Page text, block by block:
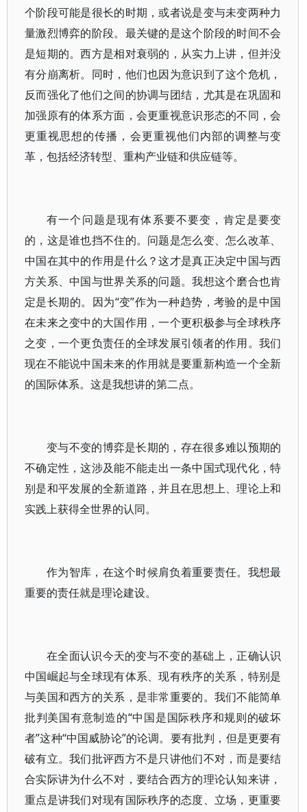
个阶段可能是很长的时期，或者说是变与未变两种力
量激烈博弈的阶段。最关键的是这个阶段的时间不会
是短期的。西方是相对衰弱的，从实力上讲，但并没
有分崩离析。同时，他们也因为意识到了这个危机，
反而强化了他们之间的协调与团结，尤其是在巩固和
加强原有的体系方面，会更重视意识形态的不同，会
更重视思想的传播，会更重视他们内部的调整与变
革，包括经济转型、重构产业链和供应链等。
有一个问题是现有体系要不要变，肯定是要变
的，这是谁也挡不住的。问题是怎么变、怎么改革、
中国在其中的作用是什么？这才是真正决定中国与西
方关系、中国与世界关系的问题。我想这个磨合也肯
定是长期的。因为“变”作为一种趋势，考验的是中国
在未来之变中的大国作用，一个更积极参与全球秩序
之变，一个更负责任的全球发展引领者的作用。我们
现在不能说中国未来的作用就是要重新构造一个全新
的国际体系。这是我想讲的第二点。
变与不变的博弈是长期的，存在很多难以预期的
不确定性，这涉及能不能走出一条中国式现代化，特
别是和平发展的全新道路，并且在思想上、理论上和
实践上获得全世界的认同。
作为智库，在这个时候肩负着重要责任。我想最
重要的责任就是理论建设。
在全面认识今天的变与不变的基础上，正确认识
中国崛起与全球现有体系、现有秩序的关系，特别是
与美国和西方的关系，是非常重要的。我们不能简单
批判美国有意制造的“中国是国际秩序和规则的破坏
者”这种“中国威胁论”的论调。要有批判，但是更要有
破有立。我们批评西方不是只讲他们不对，而是要结
合实际讲为什么不对，要结合西方的理论认知来讲，
重点是讲我们对现有国际秩序的态度、立场，更重要